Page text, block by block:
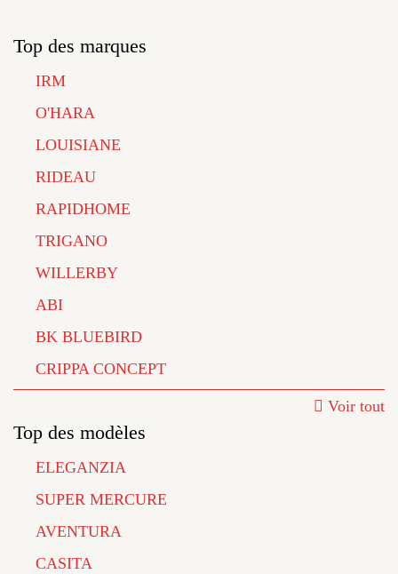
Top des marques
IRM
O'HARA
LOUISIANE
RIDEAU
RAPIDHOME
TRIGANO
WILLERBY
ABI
BK BLUEBIRD
CRIPPA CONCEPT
Voir tout
Top des modèles
ELEGANZIA
SUPER MERCURE
AVENTURA
CASITA